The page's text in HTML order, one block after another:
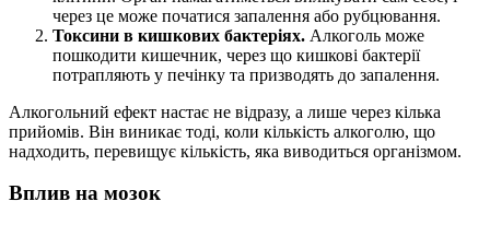
через це може початися запалення або рубцювання.
Токсини в кишкових бактеріях. Алкоголь може
пошкодити кишечник, через що кишкові бактерії
потрапляють у печінку та призводять до запалення.
Алкогольний ефект настає не відразу, а лише через кілька
прийомів. Він виникає тоді, коли кількість алкоголю, що
надходить, перевищує кількість, яка виводиться організмом.
Вплив на мозок